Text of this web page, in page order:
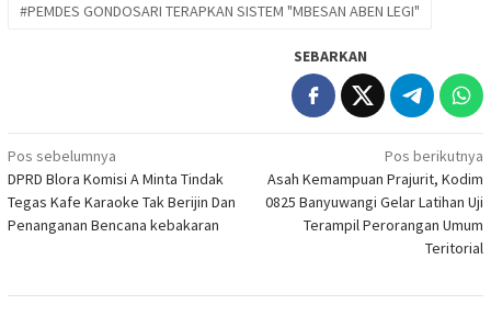
#PEMDES GONDOSARI TERAPKAN SISTEM "MBESAN ABEN LEGI"
SEBARKAN
Navigasi
pos
Pos sebelumnya
DPRD Blora Komisi A Minta Tindak
Tegas Kafe Karaoke Tak Berijin Dan
Penanganan Bencana kebakaran
Pos berikutnya
Asah Kemampuan Prajurit, Kodim
0825 Banyuwangi Gelar Latihan Uji
Terampil Perorangan Umum
Teritorial